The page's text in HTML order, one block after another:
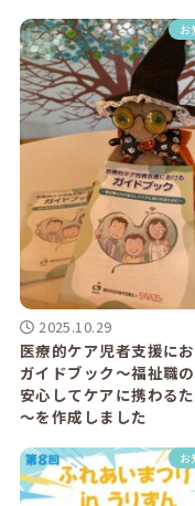
お
2025.10.29
医療的ケア児者支援に
ガイドブック～福祉職
安心してケアに携わる
～を作成しました
お